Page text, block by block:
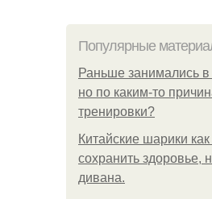
Популярные
Раньше занимались
но по каким-то
тренировки?
Китайские шарики
сохранить здоровье,
дивана.